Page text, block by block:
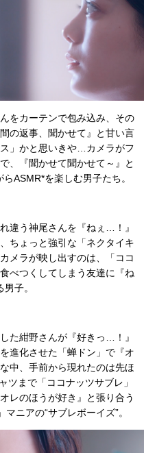
をカーテンで包み込み、その
の返事、聞かせて』と甘い言
」かと思いきや…カメラがフ
、『聞かせて聞かせて～』と
ASMR*を楽しむ男子たち。
違う神尾さんを『ねぇ…！』
ちょっと強引な「ネクタイキ
メラが映し出すのは、「ココ
べつくしてしまう友達に『ね
子。
た紺野さんが『好きっ…！』
進化させた「蝉ドン」で『オ
中、手前から現れたのは先ほ
ツまで「ココナッツサブレ」
レのほうが好き』と張り合う
ニアの“サブレボーイズ”。